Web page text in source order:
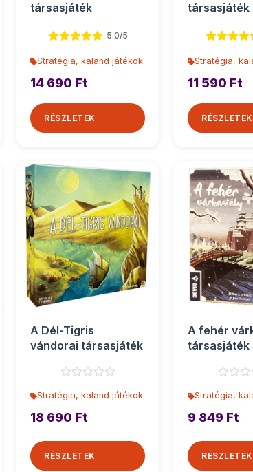
társasjáték
5.0/5
Stratégia, kaland játékok
14 690 Ft
RÉSZLETEK
társasjáték
Stratégia,
11 590 Ft
RÉSZLETEK
A Dél-Tigris
vándorai társasjáték
Stratégia, kaland játékok
18 690 Ft
RÉSZLETEK
A fehér
társasjáték
Stratégia,
9 849 Ft
RÉSZLETEK